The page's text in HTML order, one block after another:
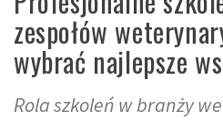
zespołów
wybrać najlepsze
Rola szkoleń w branży